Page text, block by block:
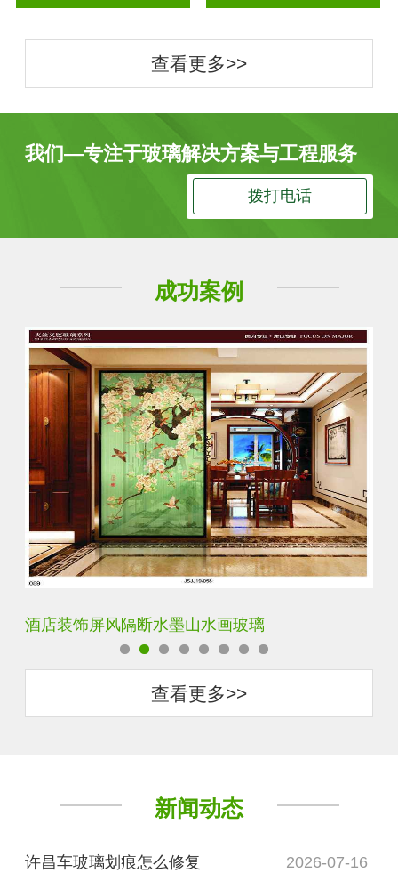
查看更多>>
我们—专注于玻璃解决方案与工程服务
拨打电话
成功案例
酒店装饰屏风隔断水墨山水画玻璃
查看更多>>
新闻动态
许昌车玻璃划痕怎么修复 2026-07-16